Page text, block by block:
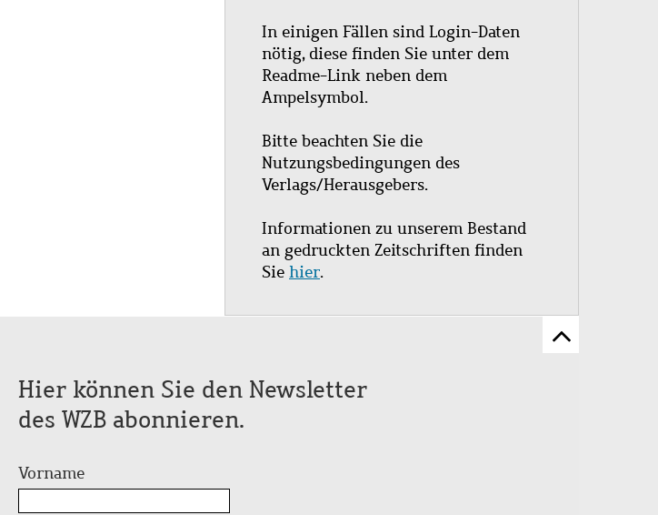
In einigen Fällen sind Login-Daten
nötig, diese finden Sie unter dem
Readme-Link neben dem
Ampelsymbol.
Bitte beachten Sie die
Nutzungsbedingungen des
Verlags/Herausgebers.
Informationen zu unserem Bestand
an gedruckten Zeitschriften finden
Sie hier.
Zum
Hier können Sie den Newsletter
des WZB abonnieren.
Vorname